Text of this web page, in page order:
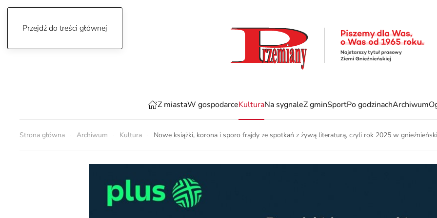
Przejdź do treści głównej
Z miastaW gospodarceKulturaNa sygnaleZ gminSportPo godzinachArchiwum
Strona główna Archiwum Kultura Nowe książki, korona i sporo frajdy ze spotkań z żywą literaturą, czyli rok 2025 w